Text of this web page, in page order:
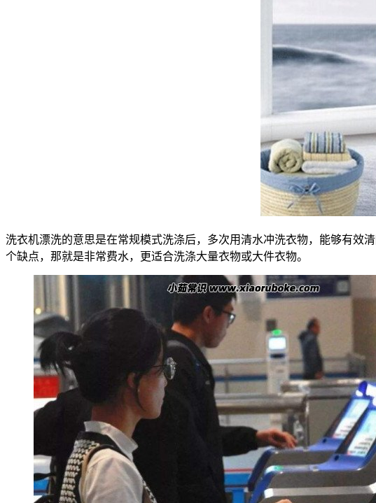
洗衣机漂洗的意思是在常规模式洗涤后，多次用清水冲洗衣物，能够有效
个缺点，那就是非常费水，更适合洗涤大量衣物或大件衣物。